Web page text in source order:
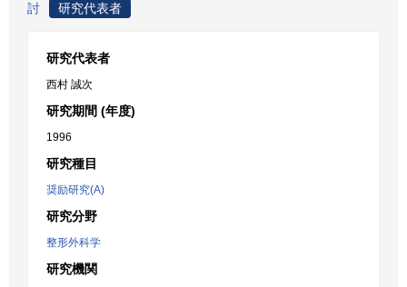
討
研究代表者
研究代表者
西村 誠次
研究期間 (年度)
1996
研究種目
奨励研究(A)
研究分野
整形外科学
研究機関